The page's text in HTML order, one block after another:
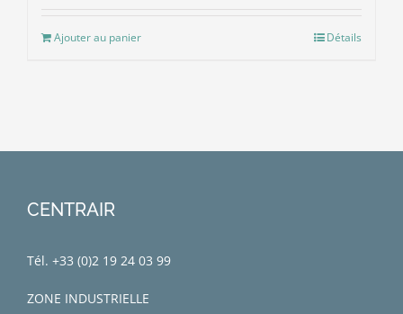
Ajouter au panier Détails
CENTRAIR
Tél. +33 (0)2 19 24 03 99
ZONE INDUSTRIELLE